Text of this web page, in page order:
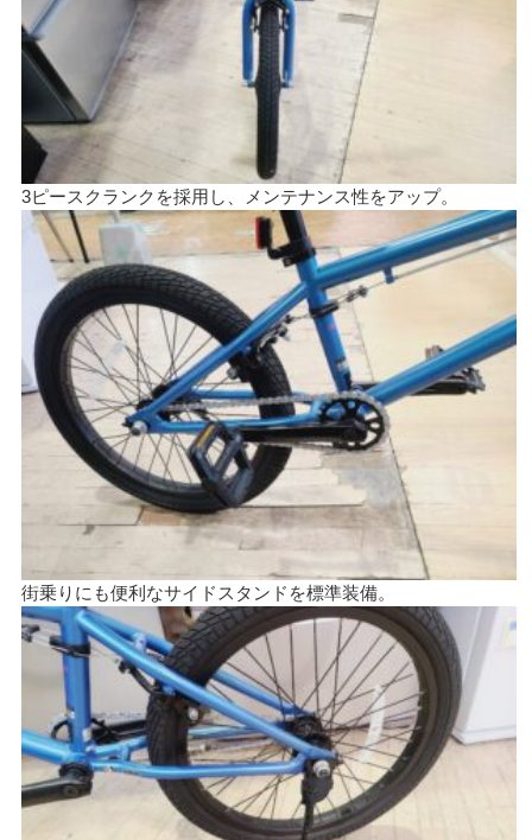
3ピースクランクを採用し、メンテナンス性をアップ。
街乗りにも便利なサイドスタンドを標準装備。